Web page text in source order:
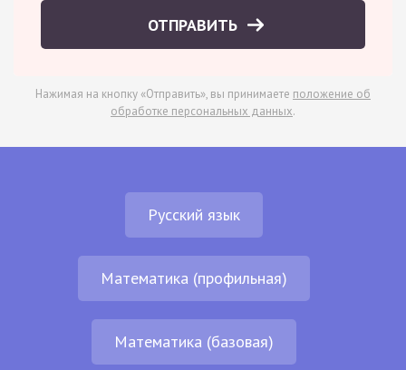
ОТПРАВИТЬ
Нажимая на кнопку «Отправить», вы принимаете положение об
обработке персональных данных.
Русский язык
Математика (профильная)
Математика (базовая)